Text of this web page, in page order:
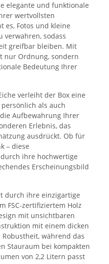
elegante und funktionale
wertvollsten
es, Fotos und kleine
verwahren, sodass
greifbar bleiben. Mit
nur Ordnung, sondern
Bedeutung Ihrer
verleiht der Box eine
als auch
Aufbewahrung Ihrer
Erlebnis, das
ausdrückt. Ob für
– diese
ihre hochwertige
Erscheinungsbild
durch ihre einzigartige
FSC-zertifiziertem Holz
mit unsichtbaren
mit einem dicken
während das
Stauraum bei kompakten
von 2,2 Litern passt